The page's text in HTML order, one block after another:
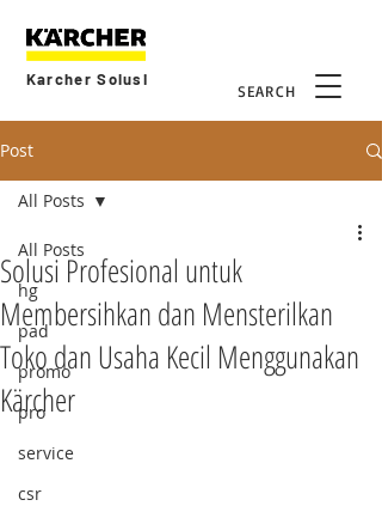
SEARCH
Karcher Solusi
Post
All Posts
hg
pad
promo
pro
service
csr
All Posts
Solusi Profesional untuk
Membersihkan dan Mensterilkan
Toko dan Usaha Kecil Menggunakan
Kärcher